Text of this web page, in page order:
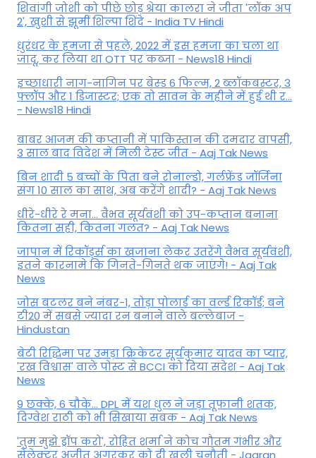
शिवांगी जोशी को पीछे छोड़ श्रेया कालरा ने जीता 'लॉक अप
2', खुशी से झूमीं शिल्पा शिंदे - India TV Hindi
धुरंधर के हमजा से पहले, 2022 में इस हमजा का चला था
जादू, कर लिया था OTT पर कब्जा - News18 Hindi
इच्छाधारी नाग-नागिन पर बेस्ड 6 फिल्म, 2 ब्लॉकबस्टर, 3
फ्लॉप और 1 डिजास्टर; एक तो सावन के महीने में हुई थी र...
- News18 Hindi
बाबर आजम की कप्तानी में पाकिस्तान की दमदार वापसी,
3 साल बाद विदेश में मिली टेस्ट जीत - Aaj Tak News
बिन शादी 5 बच्चों के पिता बने रोनाल्डो, गर्लफ्रेंड जॉर्जिना
संग 10 साल का साथ, अब करेंगे शादी? - Aaj Tak News
धीरे-धीरे रे मना… वैभव सूर्यवंशी को उप-कप्तान बनाना
कितना सही, कितना गलत? - Aaj Tak News
जापान में रिकॉर्ड्स का खजाना लेकर उतरेंगे वैभव सूर्यवंशी,
इतने कारनामे कि गिनते-गिनते थक जाएंगे! - Aaj Tak
News
जोस बटलर बने नंबर-1, तोड़ा पोलार्ड का वर्ल्ड रिकॉर्ड; बने
टी20 में सबसे ज्यादा रन बनाने वाले बल्लेबाज -
Hindustan
बेटी र‍िद्ध‍िमा पर उमड़ा क्रिकेटर सूर्यकुमार यादव का प्यार,
'रख विश्वास' वाले पोस्ट से BCCI को दिया संदेश - Aaj Tak
News
9 छक्के, 6 चौके... DPL में यश धुल ने जड़ा तूफानी शतक,
द‍िग्वेश राठी को भी स‍िखाया सबक - Aaj Tak News
'तुम मुझे ड्रॉप करो', रोहित शर्मा ने कोच गौतम गंभीर और
सेलेक्टर अजीत अगरकर को दी खुली चुनौती - Jagran